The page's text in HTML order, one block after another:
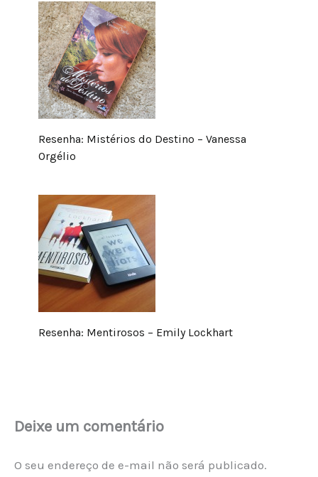
Resenha: Mistérios do Destino – Vanessa
Orgélio
Resenha: Mentirosos – Emily Lockhart
Deixe um comentário
O seu endereço de e-mail não será publicado.